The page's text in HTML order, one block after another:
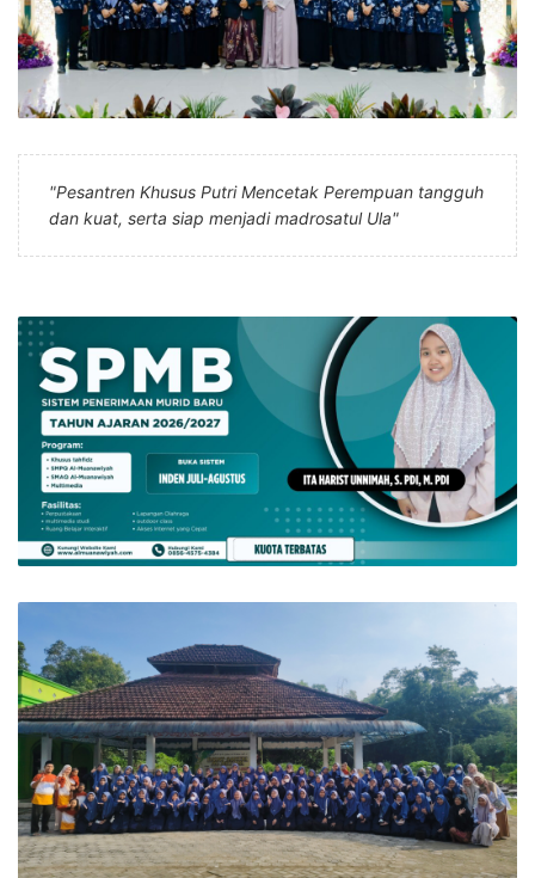
"Pesantren Khusus Putri Mencetak Perempuan tangguh
dan kuat, serta siap menjadi madrosatul Ula"